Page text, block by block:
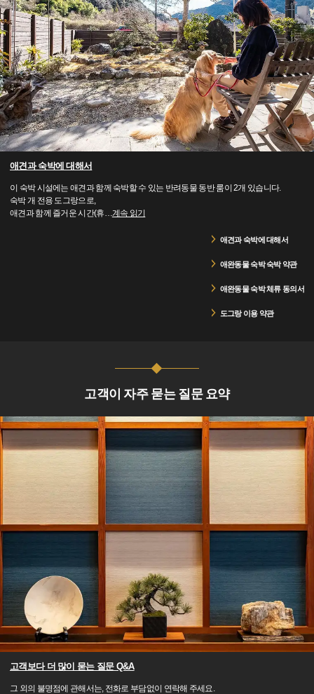
애견과 숙박에 대해서
이 숙박 시설에는 애견과 함께 숙박할 수 있는 반려동물 동반 룸이 2개 있습니다.
숙박 개 전용 도그랑으로,
애견과 함께 즐거운 시간(휴
계속 읽기
애견과 숙박에 대해서
애완동물 숙박 숙박 약관
애완동물 숙박 체류 동의서
도그랑 이용 약관
고객이 자주 묻는 질문 요약
고객보다 더 많이 묻는 질문 Q&A
그 외의 불명점에 관해서는, 전화로 부담없이 연락해 주세요.